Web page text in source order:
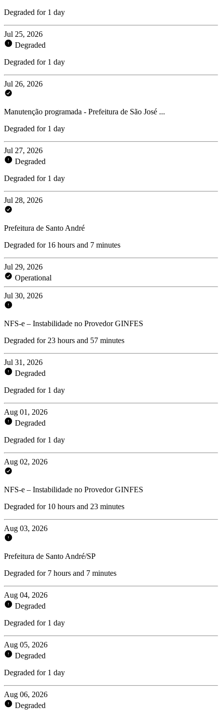
Degraded for 1 day
Jul 25, 2026
Degraded
Degraded for 1 day
Jul 26, 2026
Manutenção programada - Prefeitura de São José ...
Degraded for 1 day
Jul 27, 2026
Degraded
Degraded for 1 day
Jul 28, 2026
Prefeitura de Santo André
Degraded for 16 hours and 7 minutes
Jul 29, 2026
Operational
Jul 30, 2026
NFS-e – Instabilidade no Provedor GINFES
Degraded for 23 hours and 57 minutes
Jul 31, 2026
Degraded
Degraded for 1 day
Aug 01, 2026
Degraded
Degraded for 1 day
Aug 02, 2026
NFS-e – Instabilidade no Provedor GINFES
Degraded for 10 hours and 23 minutes
Aug 03, 2026
Prefeitura de Santo André/SP
Degraded for 7 hours and 7 minutes
Aug 04, 2026
Degraded
Degraded for 1 day
Aug 05, 2026
Degraded
Degraded for 1 day
Aug 06, 2026
Degraded